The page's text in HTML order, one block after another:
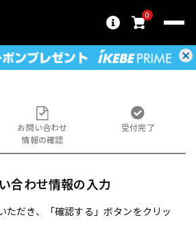
0
お問い合わせ
情報の確認
受付完了
合わせ情報の入力
ただき、「確認する」ボタンをクリッ